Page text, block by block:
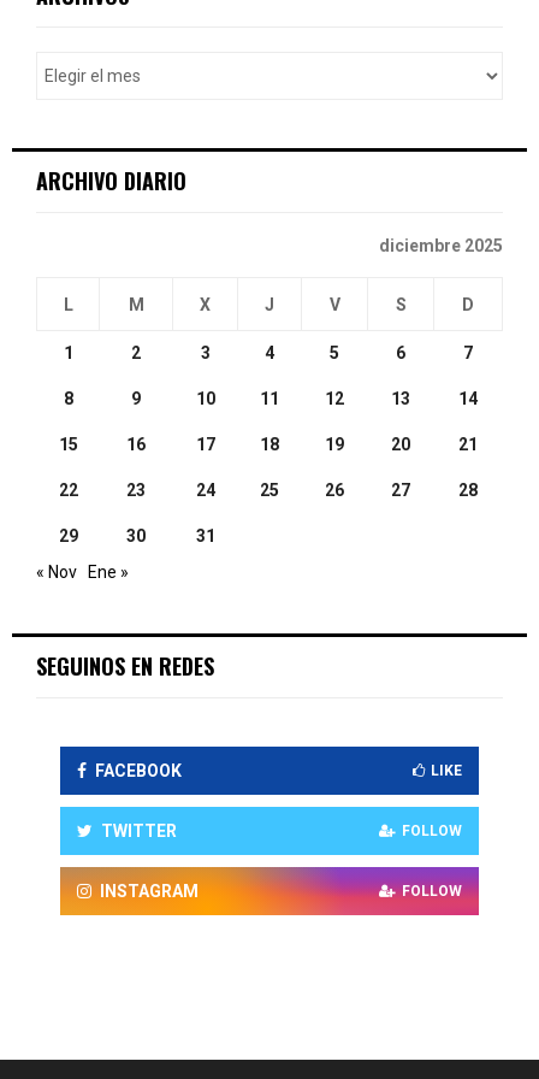
h
ARCHIVO DIARIO
diciembre 2025
L M X J V S D
1 2 3 4 5 6 7
8 9 10 11 12 13 14
15 16 17 18 19 20 21
22 23 24 25 26 27 28
29 30
31
« Nov
Ene »
SEGUINOS EN REDES
FACEBOOK LIKE
TWITTER FOLLOW
INSTAGRAM FOLLOW